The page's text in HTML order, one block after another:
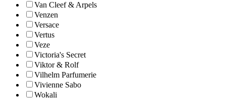
Van Cleef & Arpels
Venzen
Versace
Vertus
Veze
Victoria's Secret
Viktor & Rolf
Vilhelm Parfumerie
Vivienne Sabo
Wokali